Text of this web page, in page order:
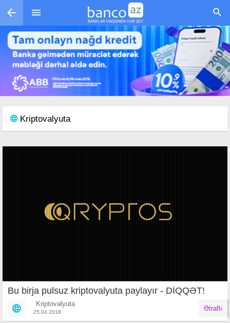
Skip to main content
Kriptovalyuta
Bu birja pulsuz kriptovalyuta paylayır - DİQQƏT!
Kriptovalyuta
25.04.2018 Ətraflı